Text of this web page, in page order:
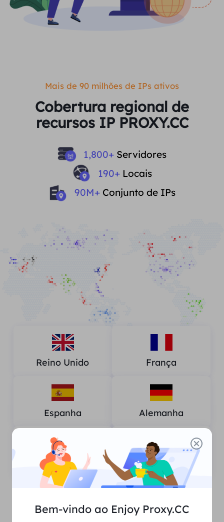
Mais de 90 milhões de IPs ativos
Cobertura regional de
recursos IP PROXY.CC
1,800+ Servidores
190+ Locais
90M+ Conjunto de IPs
Reino Unido França
Espanha Alemanha
Estados Unidos Canadá
Bem-vindo ao Enjoy Proxy.CC